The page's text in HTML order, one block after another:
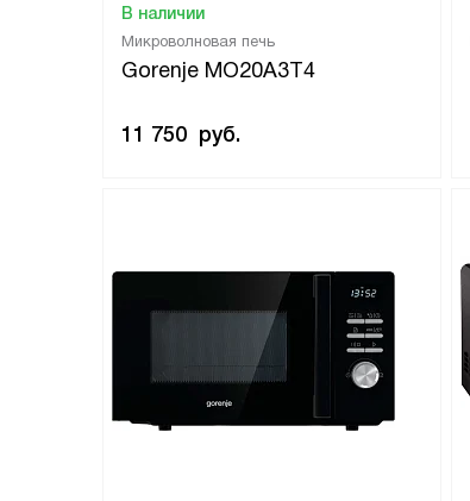
Микроволновая печь
Gorenje MO20A3T4
В наличии
11 750 руб.